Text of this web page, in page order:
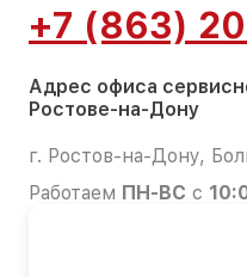
+7 (863)
Адрес офиса
Ростове-на-Дону
г. Ростов-на-Дону,
Работаем ПН-ВС с